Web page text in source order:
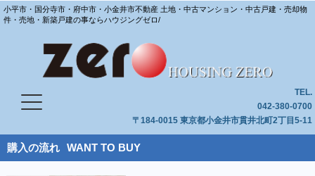
小平市・国分寺市・府中市・小金井市不動産 土地・中古マンション・中古戸建・売却物
件・売地・新築戸建の事ならハウジングゼロ/
TEL.
042-380-0700
〒184-0015 東京都小金井市貫井北町2丁目5-11
購入の流れ WANT TO BUY